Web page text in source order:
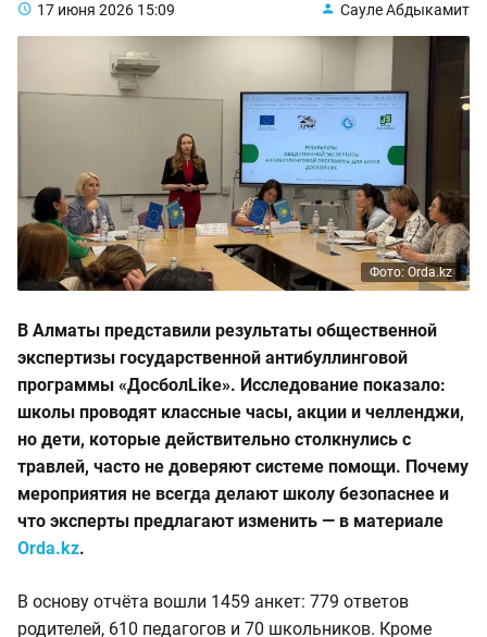
17 июня 2026 15:09 Сауле Абдыкамит
Фото: Orda.kz
В Алматы представили результаты общественной
экспертизы государственной антибуллинговой
программы «ДосболLike». Исследование показало:
школы проводят классные часы, акции и челленджи,
но дети, которые действительно столкнулись с
травлей, часто не доверяют системе помощи. Почему
мероприятия не всегда делают школу безопаснее и
что эксперты предлагают изменить — в материале
Orda.kz.
В основу отчёта вошли 1459 анкет: 779 ответов
родителей, 610 педагогов и 70 школьников. Кроме